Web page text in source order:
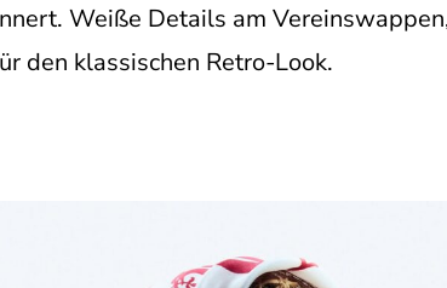
Weiße Details am
den klassischen Retro-Look.